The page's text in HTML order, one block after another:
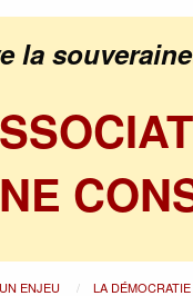
la
ENJEU LA